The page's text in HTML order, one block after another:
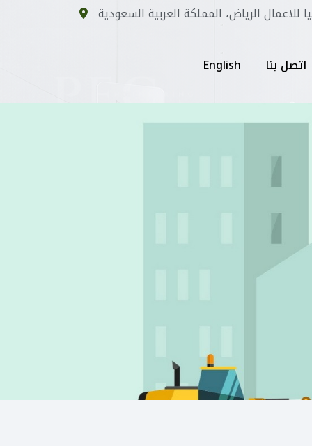
للاعمال الرياض، المملكة العربية السعودية
اتصل بنا English